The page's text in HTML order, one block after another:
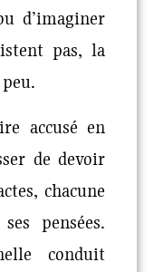
d’imaginer
pas, la
accusé en
de devoir
chacune
pensées.
conduit